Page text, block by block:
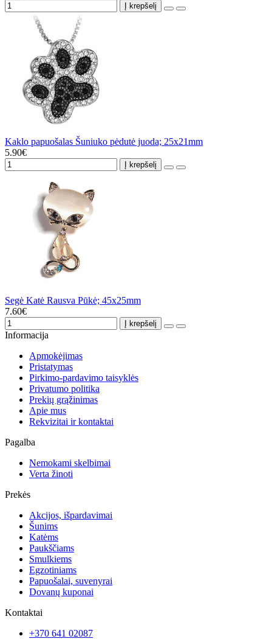
Į krepšelį
Kaklo papuošalas Šuniuko pėdutė juoda; 25x21mm
5.90€
Į krepšelį
Segė Katė Rausva Pūkė; 45x25mm
7.60€
Į krepšelį
Informacija
Apmokėjimas
Pristatymas
Pirkimo-pardavimo taisyklės
Privatumo politika
Prekių grąžinimas
Apie mus
Rekvizitai ir kontaktai
Pagalba
Nemokami skelbimai
Verta žinoti
Prekės
Akcijos, išpardavimai
Šunims
Katėms
Paukščiams
Smulkiems
Egzotiniams
Papuošalai, suvenyrai
Dovanų kuponai
Kontaktai
+370 641 02087